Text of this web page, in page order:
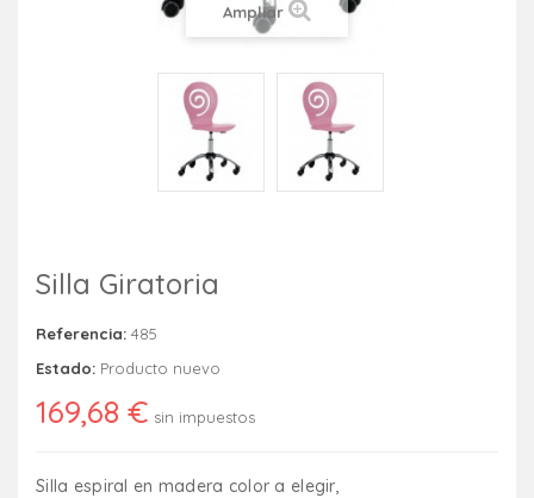
Ampliar
Silla Giratoria
Referencia: 485
Estado: Producto nuevo
169,68 € sin impuestos
Silla espiral en madera color a elegir,